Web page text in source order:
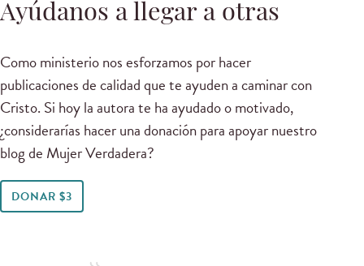
Ayúdanos a llegar a otras
Como ministerio nos esforzamos por hacer
publicaciones de calidad que te ayuden a caminar con
Cristo. Si hoy la autora te ha ayudado o motivado,
¿considerarías hacer una donación para apoyar nuestro
blog de Mujer Verdadera?
DONAR $3